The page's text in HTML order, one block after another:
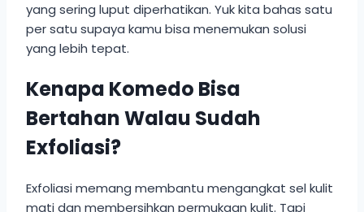
yang sering luput diperhatikan. Yuk kita bahas satu
per satu supaya kamu bisa menemukan solusi
yang lebih tepat.
Kenapa Komedo Bisa
Bertahan Walau Sudah
Exfoliasi?
Exfoliasi memang membantu mengangkat sel kulit
mati dan membersihkan permukaan kulit. Tapi